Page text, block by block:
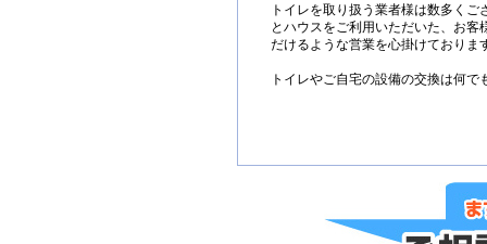
トイレを取り扱う業者様は数多く
とハウスをご利用いただいた、お客
だけるような営業を心掛けておりま
トイレやご自宅の設備の交換は何で